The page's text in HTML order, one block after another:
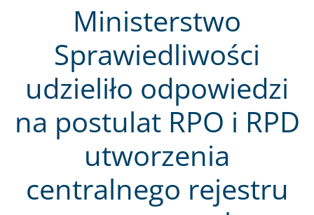
Ministerstwo
Sprawiedliwości
udzieliło odpowiedzi
na postulat RPO i RPD
utworzenia
centralnego rejestru